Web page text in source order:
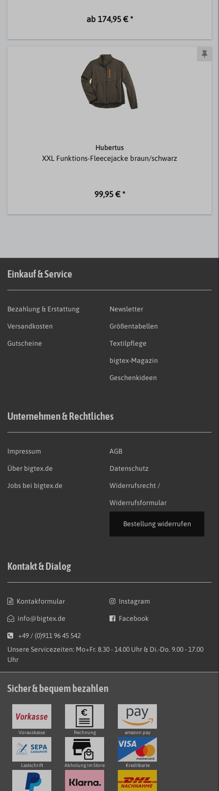
ab 174,95 € *
Hubertus
XXL Funktions-Fleecejacke braun/schwarz
99,95 € *
Einkauf & Service
Bezahlung & Erstattung
Versandkosten
Gutscheine
Newsletter
Größentabellen
Textilpflege
bigtex-Magazin
Geschenkideen
Unternehmen & Rechtliches
Impressum
Über bigtex.de
Jobs bei bigtex.de
AGB
Datenschutz
Widerrufsrecht /
Widerrufsformular
Bestellung widerrufen
Kontakt & Dialog
Kontakformular
info@bigtex.de
Instagram
Facebook
+49 / (0)911 96 45 542
Unsere Servicezeiten: Mo+Fr. 8.30 - 14.00 Uhr & Di.-Do. 9.00 - 17.00
Uhr
Sicher & bequem bezahlen
Vorauskasse Rechnung amazon pay
Lastschrift Abholung im Store Kreditkarte